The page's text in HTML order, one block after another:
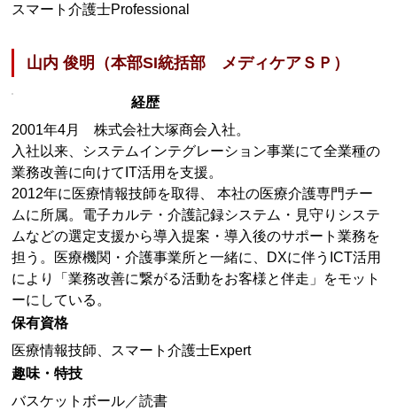
スマート介護士Professional
山内 俊明（本部SI統括部 メディケアＳＰ）
経歴
2001年4月 株式会社大塚商会入社。
入社以来、システムインテグレーション事業にて全業種の
業務改善に向けてIT活用を支援。
2012年に医療情報技師を取得、 本社の医療介護専門チー
ムに所属。電子カルテ・介護記録システム・見守りシステ
ムなどの選定支援から導入提案・導入後のサポート業務を
担う。医療機関・介護事業所と一緒に、DXに伴うICT活用
により「業務改善に繋がる活動をお客様と伴走」をモット
ーにしている。
保有資格
医療情報技師、スマート介護士Expert
趣味・特技
バスケットボール／読書